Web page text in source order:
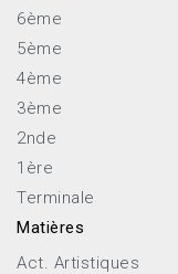
6ème
5ème
4ème
3ème
2nde
1ère
Terminale
Matières
Act. Artistiques